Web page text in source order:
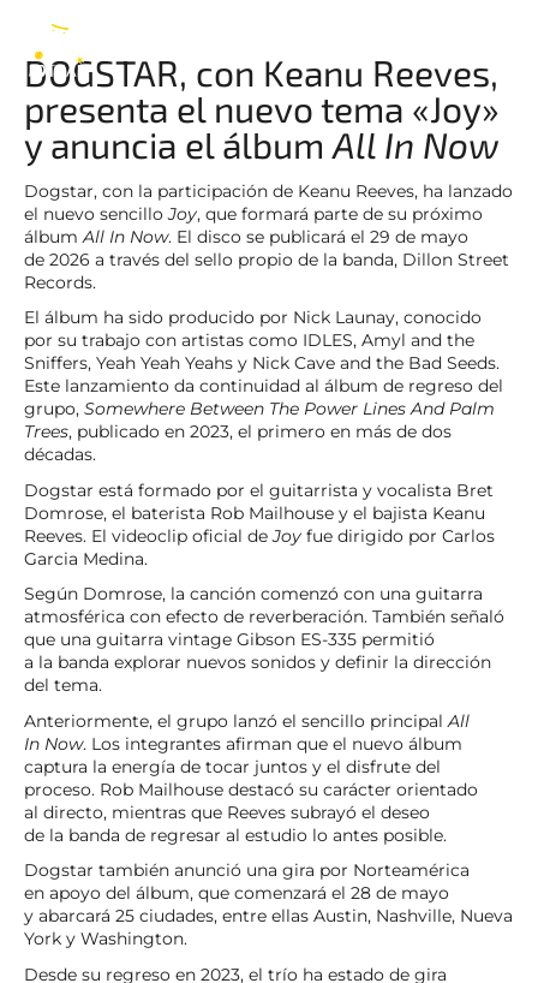
DOGSTAR, con Keanu Reeves,
presenta el nuevo tema «Joy»
y anuncia el álbum All In Now
Dogstar, con la participación de Keanu Reeves, ha lanzado
el nuevo sencilloJoy, que formará parte de su próximo
álbumAll In Now. El disco se publicará el 29 de mayo
de 2026 a través del sello propio de la banda, Dillon Street
Records.
El álbum ha sido producido por Nick Launay, conocido
por su trabajo con artistas como IDLES, Amyl and the
Sniffers, Yeah Yeah Yeahs y Nick Cave and the Bad Seeds.
Este lanzamiento da continuidad al álbum de regreso del
grupo, Somewhere Between The Power Lines And Palm
Trees, publicado en 2023, el primero en más de dos
décadas.
Dogstar está formado por el guitarrista y vocalista Bret
Domrose, el baterista Rob Mailhouse y el bajista Keanu
Reeves. El videoclip oficial deJoy fue dirigido por Carlos
Garcia Medina.
Según Domrose, la canción comenzó con una guitarra
atmosférica con efecto de reverberación. También señaló
que una guitarra vintage Gibson ES-335 permitió
a la banda explorar nuevos sonidos y definir la dirección
del tema.
Anteriormente, el grupo lanzó el sencillo principalAll
In Now. Los integrantes afirman que el nuevo álbum
captura la energía de tocar juntos y el disfrute del
proceso. Rob Mailhouse destacó su carácter orientado
al directo, mientras que Reeves subrayó el deseo
de la banda de regresar al estudio lo antes posible.
Dogstar también anunció una gira por Norteamérica
en apoyo del álbum, que comenzará el 28 de mayo
y abarcará 25 ciudades, entre ellas Austin, Nashville, Nueva
York y Washington.
Desde su regreso en 2023, el trío ha estado de gira